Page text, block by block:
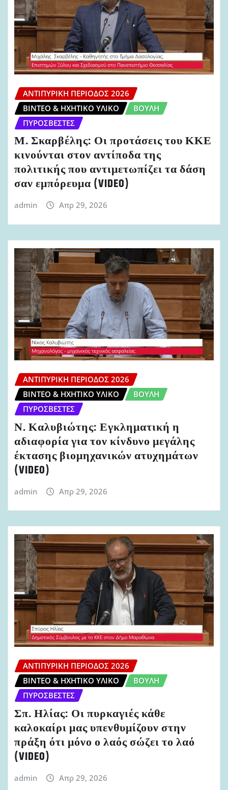
ΑΝΤΙΠΥΡΙΚΉ ΠΕΡΊΟΔΟΣ 2026
ΒΊΝΤΕΟ & ΗΧΗΤΙΚΌ ΥΛΙΚΌ
ΒΟΥΛΉ
ΠΥΡΟΣΒΈΣΤΕΣ
Μ. Σκαρβέλης: Οι προτάσεις του ΚΚΕ
κινούνται στον αντίποδα της
πολιτικής που αντιμετωπίζει τα δάση
σαν εμπόρευμα (VIDEO)
admin Απρ 29, 2026
ΑΝΤΙΠΥΡΙΚΉ ΠΕΡΊΟΔΟΣ 2026
ΒΊΝΤΕΟ & ΗΧΗΤΙΚΌ ΥΛΙΚΌ
ΒΟΥΛΉ
ΠΥΡΟΣΒΈΣΤΕΣ
Ν. Καλυβιώτης: Εγκληματική η
αδιαφορία για τον κίνδυνο μεγάλης
έκτασης βιομηχανικών ατυχημάτων
(VIDEO)
admin Απρ 29, 2026
ΑΝΤΙΠΥΡΙΚΉ ΠΕΡΊΟΔΟΣ 2026
ΒΊΝΤΕΟ & ΗΧΗΤΙΚΌ ΥΛΙΚΌ
ΒΟΥΛΉ
ΠΥΡΟΣΒΈΣΤΕΣ
Σπ. Ηλίας: Οι πυρκαγιές κάθε
καλοκαίρι μας υπενθυμίζουν στην
πράξη ότι μόνο ο λαός σώζει το λαό
(VIDEO)
admin Απρ 29, 2026